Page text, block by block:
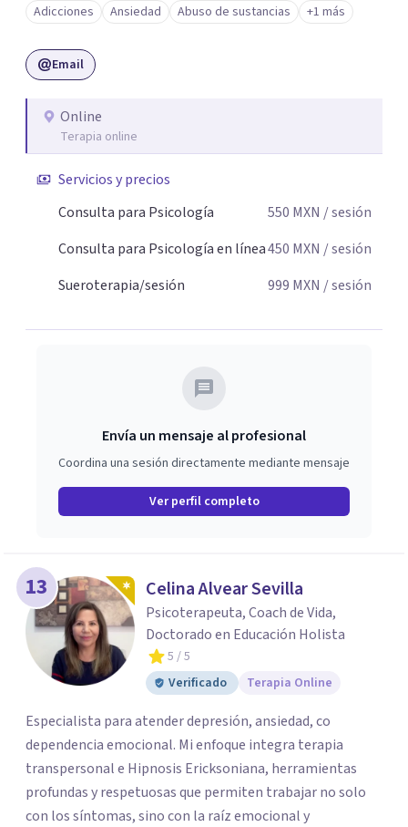
Adicciones Ansiedad Abuso de sustancias +1 más
Email
Online
Terapia online
Servicios y precios
Consulta para Psicología
550 MXN / sesión
Consulta para Psicología en línea450 MXN / sesión
Sueroterapia/sesión
999 MXN / sesión
Envía un mensaje al profesional
Coordina una sesión directamente mediante mensaje
Ver perfil completo
13 Celina Alvear Sevilla
Psicoterapeuta, Coach de Vida,
Doctorado en Educación Holista
5 / 5
Verificado
Terapia Online
Especialista para atender depresión, ansiedad, co
dependencia emocional. Mi enfoque integra terapia
transpersonal e Hipnosis Ericksoniana, herramientas
profundas y respetuosas que permiten trabajar no solo
con los síntomas, sino con la raíz emocional y